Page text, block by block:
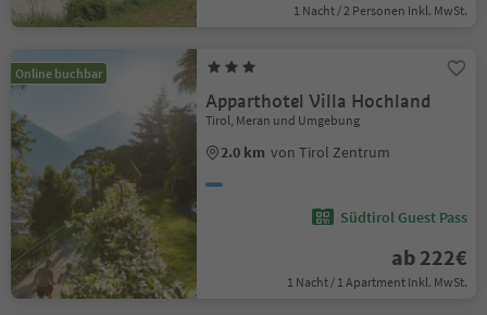
1 Nacht / 2 Personen Inkl. MwSt.
Online buchbar
Apparthotel Villa Hochland
Tirol, Meran und Umgebung
2.0 km von Tirol Zentrum
Südtirol Guest Pass
ab 222€
1 Nacht / 1 Apartment Inkl. MwSt.